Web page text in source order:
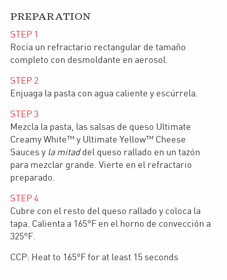
PREPARATION
STEP 1
Rocía un refractario rectangular de tamaño
completo con desmoldante en aerosol.
STEP 2
Enjuaga la pasta con agua caliente y escúrrela.
STEP 3
Mezcla la pasta, las salsas de queso Ultimate
Creamy White™ y Ultimate Yellow™ Cheese
Sauces y la mitaddel queso rallado en un tazón
para mezclar grande. Vierte en el refractario
preparado.
STEP 4
Cubre con el resto del queso rallado y coloca la
tapa. Calienta a 165°F en el horno de convección a
325°F.
CCP: Heat to 165°F for at least 15 seconds